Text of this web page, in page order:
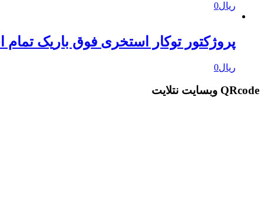
ریال0
پروژکتور توکار استخری فوق باریک تمام
ریال0
QRcode وبسایت نتلایت